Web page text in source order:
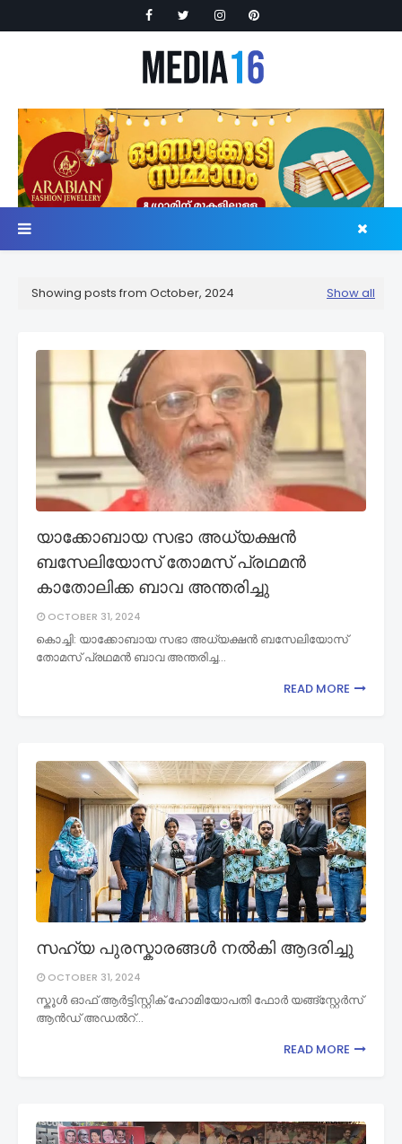
Showing posts from October, 2024 Show all
യാക്കോബായ സഭാ അധ്യക്ഷൻ
ബസേലിയോസ് തോമസ് പ്രഥമൻ
കാതോലിക്ക ബാവ അന്തരിച്ചു
OCTOBER 31, 2024
കൊച്ചി: യാക്കോബായ സഭാ അധ്യക്ഷൻ ബസേലിയോസ്
തോമസ് പ്രഥമൻ ബാവ അന്തരിച്ച…
READ MORE
സഹ്യ പുരസ്കാരങ്ങൾ നൽകി ആദരിച്ചു
OCTOBER 31, 2024
സ്കൂൾ ഓഫ്‌ ആർട്ടിസ്റ്റിക്‌ ഹോമിയോപതി ഫോർ യങ്ങ്സ്റ്റേർസ്
ആൻഡ്‌ അഡൽറ്…
READ MORE